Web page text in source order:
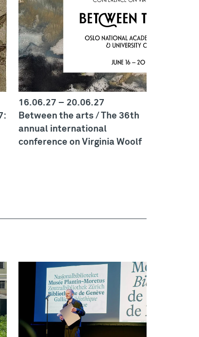
16.06.27 – 20.06.27
Between the arts / The 36th
annual international
conference on Virginia Woolf